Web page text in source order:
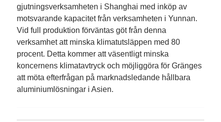
gjutningsverksamheten i Shanghai med inköp av
motsvarande kapacitet från verksamheten i Yunnan.
Vid full produktion förväntas göt från denna
verksamhet att minska klimatutsläppen med 80
procent. Detta kommer att väsentligt minska
koncernens klimatavtryck och möjliggöra för Gränges
att möta efterfrågan på marknadsledande hållbara
aluminiumlösningar i Asien.